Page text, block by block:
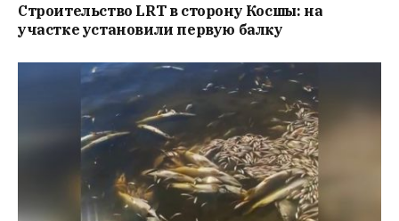
Строительство LRT в сторону Косшы: на
участке установили первую балку